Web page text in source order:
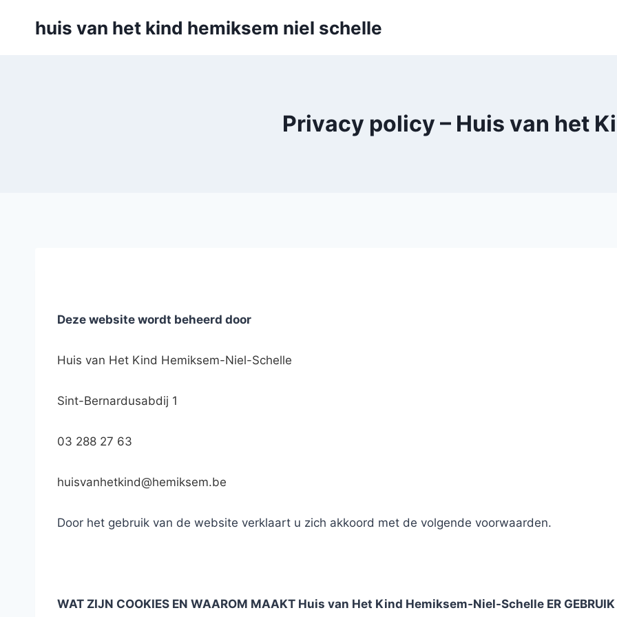
huis van het kind hemiksem niel schelle
Privacy policy – Huis van het
Deze website wordt beheerd door
Huis van Het Kind Hemiksem-Niel-Schelle
Sint-Bernardusabdij 1
03 288 27 63
huisvanhetkind@hemiksem.be
Door het gebruik van de website verklaart u zich akkoord met de volgende voorwaarden.
WAT ZIJN COOKIES EN WAAROM MAAKT Huis van Het Kind Hemiksem-Niel-Schelle ER